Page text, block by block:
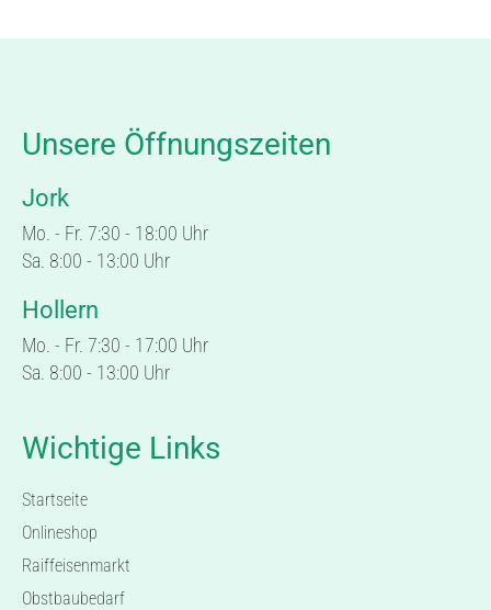
Unsere Öffnungszeiten
Jork
Mo. - Fr. 7:30 - 18:00 Uhr
Sa. 8:00 - 13:00 Uhr
Hollern
Mo. - Fr. 7:30 - 17:00 Uhr
Sa. 8:00 - 13:00 Uhr
Wichtige Links
Startseite
Onlineshop
Raiffeisenmarkt
Obstbaubedarf